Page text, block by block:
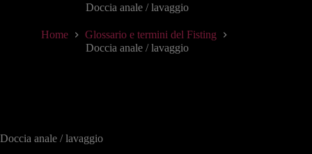
Doccia anale / lavaggio
Home
Glossario e termini del Fisting
Doccia anale / lavaggio
Doccia anale / lavaggio